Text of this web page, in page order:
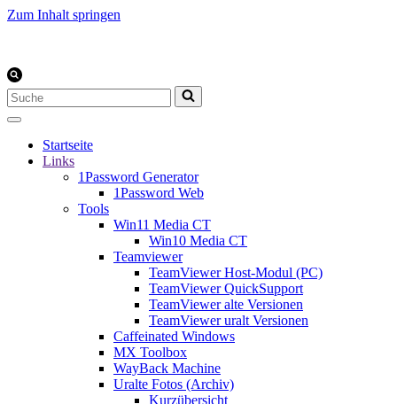
Zum Inhalt springen
Suchen
nach …
Startseite
Links
1Password Generator
1Password Web
Tools
Win11 Media CT
Win10 Media CT
Teamviewer
TeamViewer Host-Modul (PC)
TeamViewer QuickSupport
TeamViewer alte Versionen
TeamViewer uralt Versionen
Caffeinated Windows
MX Toolbox
WayBack Machine
Uralte Fotos (Archiv)
Kurzübersicht